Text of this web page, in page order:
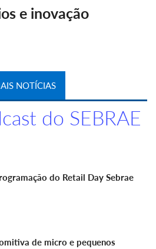
e inovação
NOTÍCIAS
do SEBRAE
do Retail Day Sebrae
de micro e pequenos